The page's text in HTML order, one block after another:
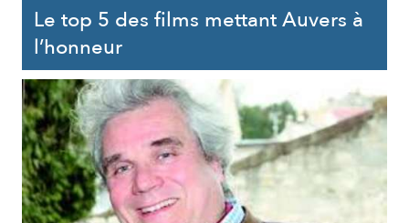
Le top 5 des films mettant Auvers à
l’honneur